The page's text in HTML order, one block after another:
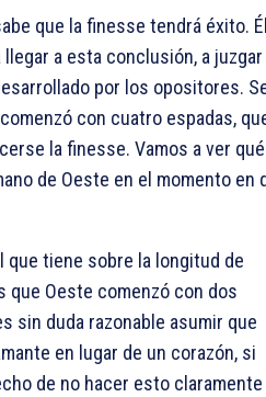
que la finesse tendrá éxito.
a esta conclusión, a juzgar
por los opositores.
con cuatro espadas,
la finesse. Vamos a ver
de Oeste en el momento en
que tiene sobre la longitud de
que Oeste comenzó con dos
sin duda razonable asumir que
en lugar de un corazón, si
de no hacer esto claramente